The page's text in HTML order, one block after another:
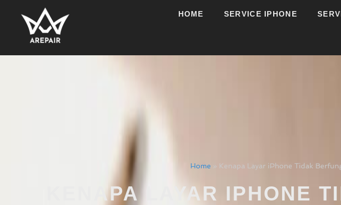
HOME SERVICE IPHONE
Home » Kenapa Layar iPhone Tidak
KENAPA LAYAR IPHONE